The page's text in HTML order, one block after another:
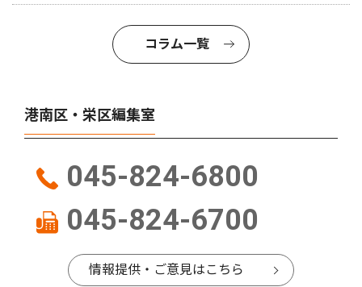
コラム一覧
港南区・栄区編集室
045-824-6800
045-824-6700
情報提供・ご意見はこちら